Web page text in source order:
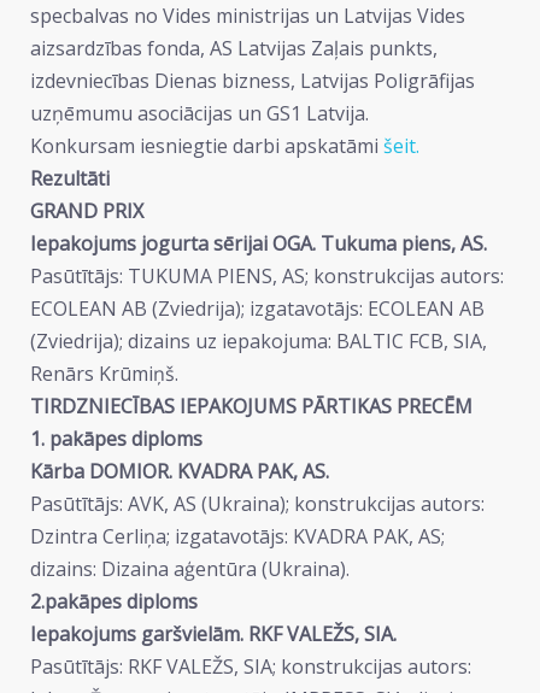
specbalvas no Vides ministrijas un Latvijas Vides
aizsardzības fonda, AS Latvijas Zaļais punkts,
izdevniecības Dienas bizness, Latvijas Poligrāfijas
uzņēmumu asociācijas un GS1 Latvija.
Konkursam iesniegtie darbi apskatāmi šeit.
Rezultāti
GRAND PRIX
Iepakojums jogurta sērijai OGA. Tukuma piens, AS.
Pasūtītājs: TUKUMA PIENS, AS; konstrukcijas autors:
ECOLEAN AB (Zviedrija); izgatavotājs: ECOLEAN AB
(Zviedrija); dizains uz iepakojuma: BALTIC FCB, SIA,
Renārs Krūmiņš.
TIRDZNIECĪBAS IEPAKOJUMS PĀRTIKAS PRECĒM
1. pakāpes diploms
Kārba DOMIOR. KVADRA PAK, AS.
Pasūtītājs: AVK, AS (Ukraina); konstrukcijas autors:
Dzintra Cerliņa; izgatavotājs: KVADRA PAK, AS;
dizains: Dizaina aģentūra (Ukraina).
2.pakāpes diploms
Iepakojums garšvielām. RKF VALEŽS, SIA.
Pasūtītājs: RKF VALEŽS, SIA; konstrukcijas autors: